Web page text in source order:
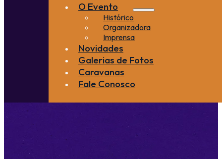
O Evento
Histórico
Organizadora
Imprensa
Novidades
Galerias de Fotos
Caravanas
Fale Conosco